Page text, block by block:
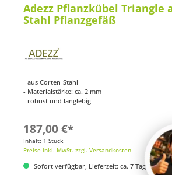
Adezz Pflanzkübel Triangle
Stahl Pflanzgefäß
- aus Corten-Stahl
- Materialstärke: ca. 2 mm
- robust und langlebig
187,00 €*
Inhalt: 1 Stück
Preise inkl. MwSt. zzgl. Versandkosten
Sofort verfügbar, Lieferzeit: ca. 7 Tage